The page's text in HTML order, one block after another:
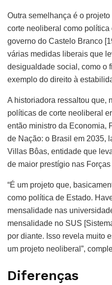
Outra semelhança é o
corte neoliberal como política
governo do Castelo Branco
várias medidas liberais que
desigualdade social, como o
exemplo do direito à
A historiadora ressaltou que,
políticas de corte neoliberal
então ministro da Economia,
de Nação: o Brasil em 2035,
Villas Bôas, entidade que
de maior prestígio nas Forças
“É um projeto que,
como política de Estado.
mensalidade nas
mensalidade no SUS
por diante. Isso revela muito
um projeto neoliberal”,
Diferenças